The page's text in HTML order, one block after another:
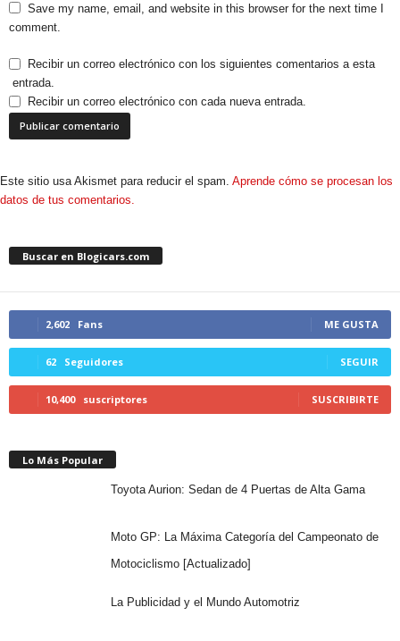
Save my name, email, and website in this browser for the next time I
comment.
Recibir un correo electrónico con los siguientes comentarios a esta
entrada.
Recibir un correo electrónico con cada nueva entrada.
Este sitio usa Akismet para reducir el spam. Aprende cómo se procesan los
datos de tus comentarios.
Buscar en Blogicars.com
2,602 Fans ME GUSTA
62 Seguidores SEGUIR
10,400 suscriptores SUSCRIBIRTE
Lo Más Popular
Toyota Aurion: Sedan de 4 Puertas de Alta Gama
Moto GP: La Máxima Categoría del Campeonato de
Motociclismo [Actualizado]
La Publicidad y el Mundo Automotriz